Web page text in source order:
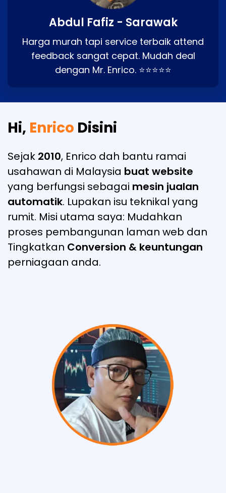
Abdul Fafiz - Sarawak
Harga murah tapi service terbaik attend
feedback sangat cepat. Mudah deal
dengan Mr. Enrico. ⭐⭐⭐⭐⭐
Hi, Enrico Disini
Sejak 2010, Enrico dah bantu ramai
usahawan di Malaysia buat website
yang berfungsi sebagai mesin jualan
automatik. Lupakan isu teknikal yang
rumit. Misi utama saya: Mudahkan
proses pembangunan laman web dan
Tingkatkan Conversion & keuntungan
perniagaan anda.